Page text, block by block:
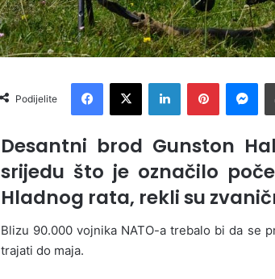
Podijelite
Desantni brod Gunston
srijedu što je označilo
Hladnog rata, rekli su
Blizu 90.000 vojnika NATO-a trebalo bi da se
trajati do maja.